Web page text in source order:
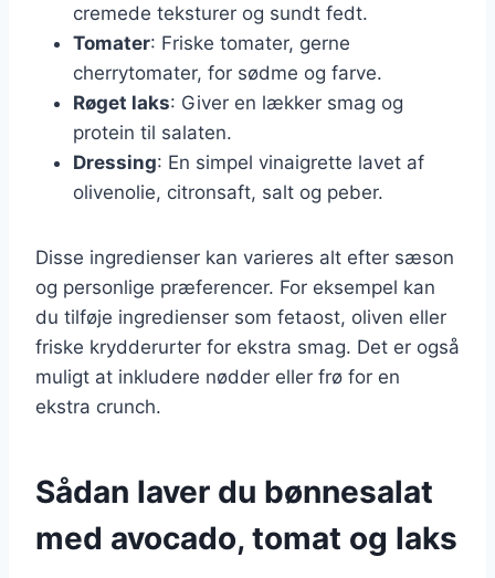
cremede teksturer og sundt fedt.
Tomater: Friske tomater, gerne
cherrytomater, for sødme og farve.
Røget laks: Giver en lækker smag og
protein til salaten.
Dressing: En simpel vinaigrette lavet af
olivenolie, citronsaft, salt og peber.
Disse ingredienser kan varieres alt efter sæson
og personlige præferencer. For eksempel kan
du tilføje ingredienser som fetaost, oliven eller
friske krydderurter for ekstra smag. Det er også
muligt at inkludere nødder eller frø for en
ekstra crunch.
Sådan laver du bønnesalat
med avocado, tomat og laks